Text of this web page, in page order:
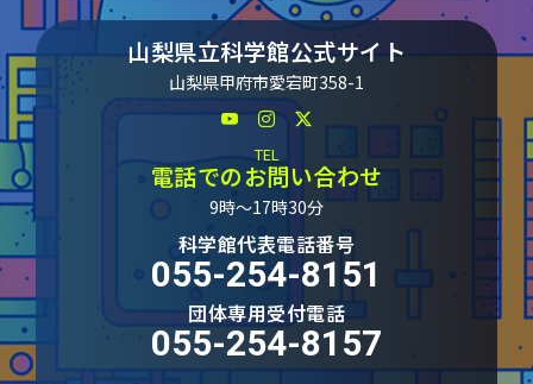
山梨県立科学館公式サイト
山梨県甲府市愛宕町358-1
TEL
電話でのお問い合わせ
9時～17時30分
科学館代表電話番号
055-254-8151
団体専用受付電話
055-254-8157